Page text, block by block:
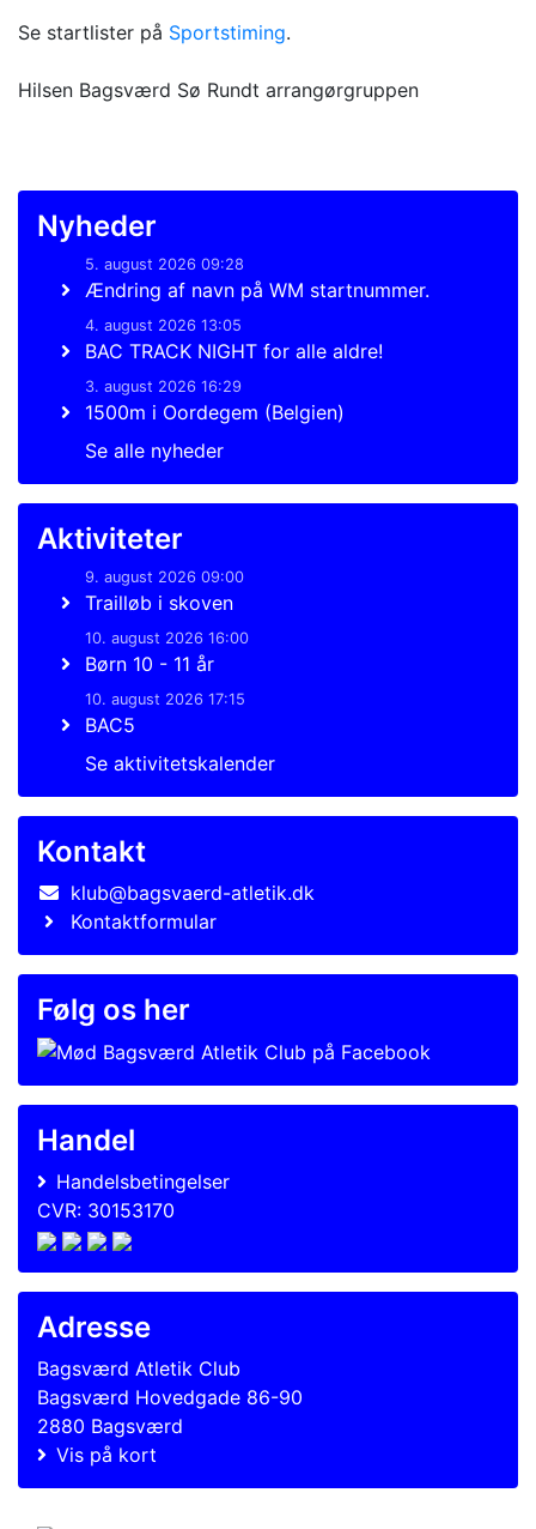
Se startlister på Sportstiming.
Hilsen Bagsværd Sø Rundt arrangørgruppen
Nyheder
5. august 2026 09:28
Ændring af navn på WM startnummer.
4. august 2026 13:05
BAC TRACK NIGHT for alle aldre!
3. august 2026 16:29
1500m i Oordegem (Belgien)
Se alle nyheder
Aktiviteter
9. august 2026 09:00
Trailløb i skoven
10. august 2026 16:00
Børn 10 - 11 år
10. august 2026 17:15
BAC5
Se aktivitetskalender
Kontakt
klub@bagsvaerd-atletik.dk
Kontaktformular
Følg os her
Handel
Handelsbetingelser
CVR: 30153170
Adresse
Bagsværd Atletik Club
Bagsværd Hovedgade 86-90
2880 Bagsværd
Vis på kort